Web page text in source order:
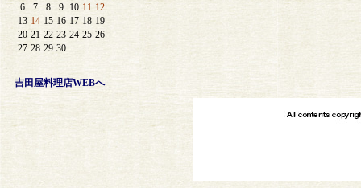
6
7 8 9 10 11 12
13 14 15 16 17 18 19
20 21 22 23 24 25 26
27 28 29 30
吉田屋料理店WEBへ